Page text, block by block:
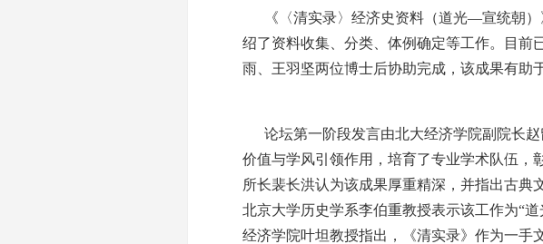
《〈清实录〉经济史资料（道光—宣统朝
绍了资料收集、分类、体例确定等工作。目前
雨、王羽坚两位博士后协助完成，该成果有助
论坛第一阶段发言由北大经济学院副院长
价值与学风引领作用，培育了专业学术队伍，
所长裴长洪认为该成果厚重精深，并指出古典
北京大学历史学系李伯重教授表示该工作为“
经济学院叶坦教授指出，《清实录》作为一手